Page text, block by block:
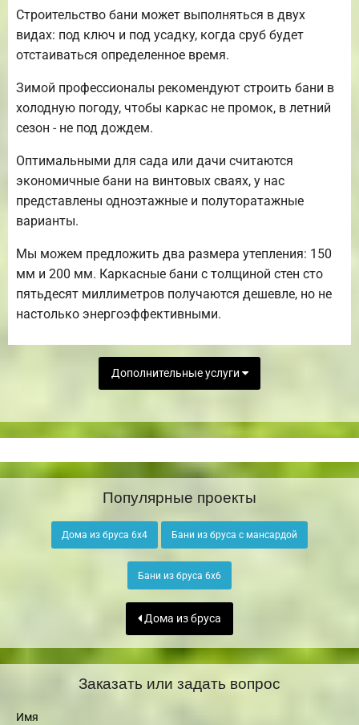
Строительство бани может выполняться в двух
видах: под ключ и под усадку, когда сруб будет
отстаиваться определенное время.
Зимой профессионалы рекомендуют строить бани в
холодную погоду, чтобы каркас не промок, в летний
сезон - не под дождем.
Оптимальными для сада или дачи считаются
экономичные бани на винтовых сваях, у нас
представлены одноэтажные и полуторатажные
варианты.
Мы можем предложить два размера утепления: 150
мм и 200 мм. Каркасные бани с толщиной стен сто
пятьдесят миллиметров получаются дешевле, но не
настолько энергоэффективными.
Дополнительные услуги
Популярные проекты
Дома из бруса 6х4 Бани из бруса с мансардой
Бани из бруса 6х6
Дома из бруса
Заказать или задать вопрос
Имя